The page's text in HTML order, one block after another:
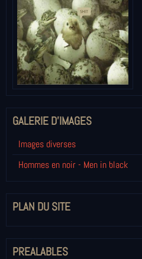
GALERIE D'IMAGES
Images diverses
Hommes en noir - Men in black
PLAN DU SITE
PREALABLES